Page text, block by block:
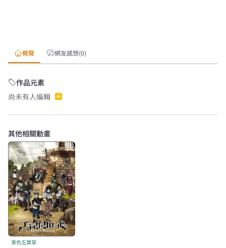
概覽 網友感想(0)
作品元素
尚未有人編輯
其他相關動畫
黑色五葉草